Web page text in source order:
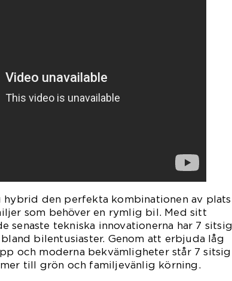
hybrid den perfekta kombinationen av plats
som behöver en rymlig bil. Med sitt
senaste tekniska innovationerna har 7 sitsig
bilentusiaster. Genom att erbjuda låg
och moderna bekvämligheter står 7 sitsig
till grön och familjevänlig körning.